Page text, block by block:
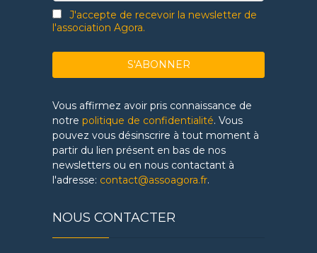
J'accepte de recevoir la newsletter de
l'association Agora.
Vous affirmez avoir pris connaissance de
notre politique de confidentialité. Vous
pouvez vous désinscrire à tout moment à
partir du lien présent en bas de nos
newsletters ou en nous contactant à
l'adresse: contact@assoagora.fr.
NOUS CONTACTER